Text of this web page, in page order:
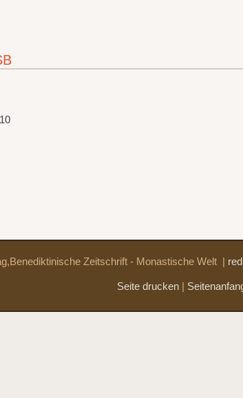
Benediktinische Zeitschrift - Monastische Welt
Seite drucken |